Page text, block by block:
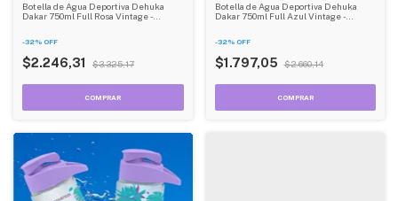
Botella de Agua Deportiva Dehuka
Dakar 750ml Full Rosa Vintage -
-32% OFF
$2.246,31 $3.325,17
Botella de Agua Deportiva Dehuka
Dakar 750ml Full Azul Vintage -
-32% OFF
$1.797,05 $2.660,14